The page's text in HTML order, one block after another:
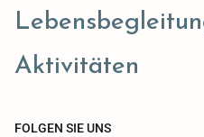
Aktivitäten
FOLGEN SIE UNS